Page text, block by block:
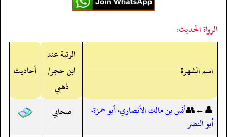
الرواة الحديث:
اسم الشهرة
الرتبة عند
ابن حجر/
ذهبي
أحاديث
👤←👥أنس بن مالك الأنصاري، أبو حمزة،
أبو النضر
صحابي